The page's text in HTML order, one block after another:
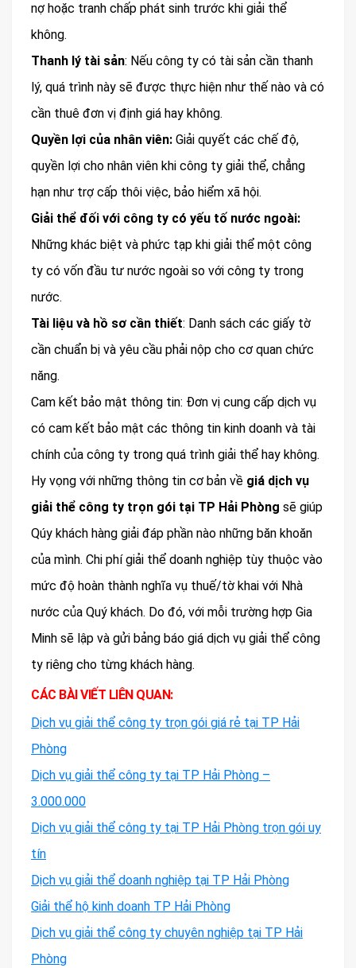
nợ hoặc tranh chấp phát sinh trước khi giải thể
không.
Thanh lý tài sản: Nếu công ty có tài sản cần thanh
lý, quá trình này sẽ được thực hiện như thế nào và có
cần thuê đơn vị định giá hay không.
Quyền lợi của nhân viên: Giải quyết các chế độ,
quyền lợi cho nhân viên khi công ty giải thể, chẳng
hạn như trợ cấp thôi việc, bảo hiểm xã hội.
Giải thể đối với công ty có yếu tố nước ngoài:
Những khác biệt và phức tạp khi giải thể một công
ty có vốn đầu tư nước ngoài so với công ty trong
nước.
Tài liệu và hồ sơ cần thiết: Danh sách các giấy tờ
cần chuẩn bị và yêu cầu phải nộp cho cơ quan chức
năng.
Cam kết bảo mật thông tin: Đơn vị cung cấp dịch vụ
có cam kết bảo mật các thông tin kinh doanh và tài
chính của công ty trong quá trình giải thể hay không.
Hy vọng với những thông tin cơ bản về giá dịch vụ
giải thể công ty trọn gói tại TP Hải Phòng sẽ giúp
Qúy khách hàng giải đáp phần nào những băn khoăn
của mình. Chi phí giải thể doanh nghiệp tùy thuộc vào
mức độ hoàn thành nghĩa vụ thuế/tờ khai với Nhà
nước của Quý khách. Do đó, với mỗi trường hợp Gia
Minh sẽ lập và gửi bảng báo giá dịch vụ giải thể công
ty riêng cho từng khách hàng.
CÁC BÀI VIẾT LIÊN QUAN:
Dịch vụ giải thể công ty trọn gói giá rẻ tại TP Hải
Phòng
Dịch vụ giải thể công ty tại TP Hải Phòng –
3.000.000
Dịch vụ giải thể công ty tại TP Hải Phòng trọn gói uy
tín
Dịch vụ giải thể doanh nghiệp tại TP Hải Phòng
Giải thể hộ kinh doanh TP Hải Phòng
Dịch vụ giải thể công ty chuyên nghiệp tại TP Hải
Phòng